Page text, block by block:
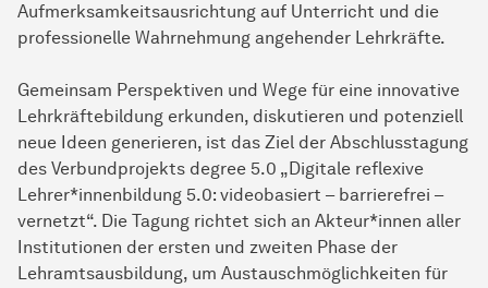
Aufmerksamkeitsausrichtung auf Unterricht und die
professionelle Wahrnehmung angehender Lehrkräfte.
Gemeinsam Perspektiven und Wege für eine innovative
Lehrkräftebildung erkunden, diskutieren und potenziell
neue Ideen generieren, ist das Ziel der Abschlusstagung
des Verbundprojekts degree 5.0 „Digitale reflexive
Lehrer*innenbildung 5.0: videobasiert – barrierefrei –
vernetzt“. Die Tagung richtet sich an Akteur*innen aller
Institutionen der ersten und zweiten Phase der
Lehramtsausbildung, um Austauschmöglichkeiten für